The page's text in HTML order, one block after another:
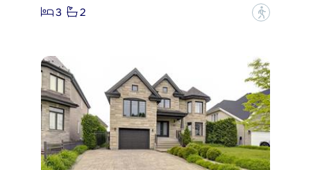
3
2 ?